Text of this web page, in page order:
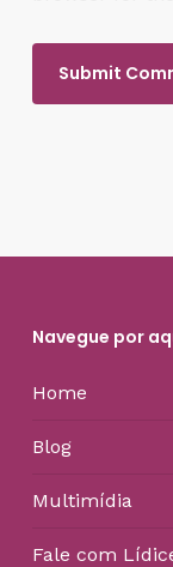
Navegue por
Home
Blog
Multimídia
Fale com